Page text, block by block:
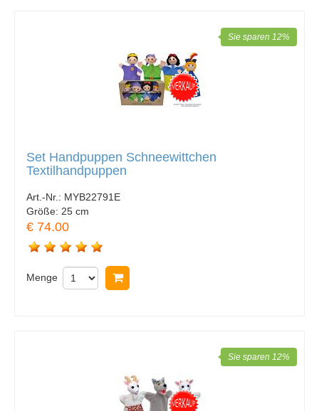
Set Handpuppen Schneewittchen
Textilhandpuppen
Art.-Nr.: MYB22791E
Größe: 25 cm
€ 74.00
Sie sparen 12%
Menge
Sie sparen 12%